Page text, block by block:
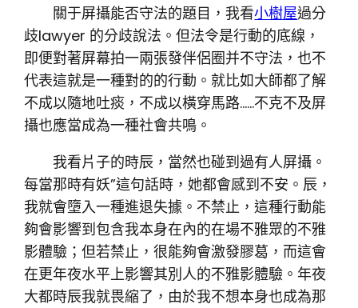
關于屏攝能否守法的題目，我看小樹屋過分
歧lawyer 的分歧說法。但法令是行動的底線，
即便對著屏幕拍一兩張發伴侶圈并不守法，也不
代表這就是一種對的的行動。就比如大師都了解
不成以隨地吐痰，不成以橫穿馬路……不克不及屏
攝也應當成為一種社會共鳴。
我看片子的時辰，當然也碰到過有人屏攝。
每當那時有妖”這句話時，她都會感到不安。辰，
我就會墮入一種進退失據。不禁止，這種行動能
夠會影響到包含我本身在內的在場不雅眾的不雅
影體驗；但若禁止，很能夠會激發膠葛，而這會
在更年夜水平上影響其別人的不雅影體驗。年夜
大都時辰我就畏縮了，由於我不想本身也成為那